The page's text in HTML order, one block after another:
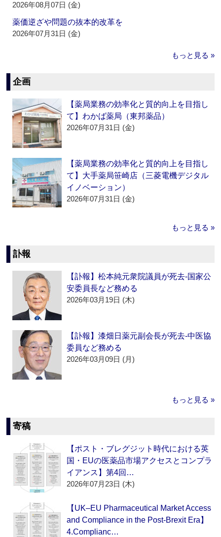
2026年08月07日 (金)
薬価逆ざや問題の抜本的改革を
2026年07月31日 (金)
もっと見る »
企画
【薬局業務の効率化と質的向上を目指し
て】わかば薬局（東邦薬品）
2026年07月31日 (金)
【薬局業務の効率化と質的向上を目指し
て】大手薬局笹崎店（三菱電機デジタル
イノベーション）
2026年07月31日 (金)
もっと見る »
訃報
【訃報】松本純元衆院議員が死去‐国家公
安委員長など務める
2026年03月19日 (木)
【訃報】漆畑日薬元副会長が死去‐中医協
委員など務める
2026年03月09日 (月)
もっと見る »
寄稿
【ポスト・ブレグジット時代における英
国・EUの医薬品市場アクセスとコンプラ
イアンス】第4回…
2026年07月23日 (木)
【UK–EU Pharmaceutical Market Access
and Compliance in the Post-Brexit Era】
4.Complianc…